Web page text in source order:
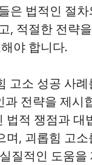
은 법적인 절차
, 적절한 전략
야 합니다.
고소 성공 사례
과 전략을 제시
법적 쟁점과 대
며, 괴롭힘 고
질적인 도움을